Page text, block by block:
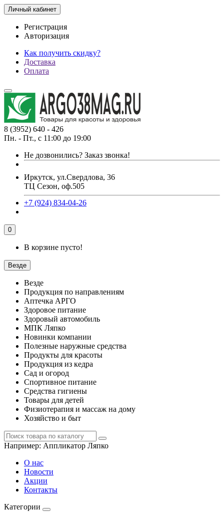
Личный кабинет
Регистрация
Авторизация
Как получить скидку?
Доставка
Оплата
8 (3952) 640 - 426
Пн. - Пт., с 11:00 до 19:00
Не дозвонились? Заказ звонка!
Иркутск, ул.Свердлова, 36
ТЦ Сезон, оф.505
+7 (924) 834-04-26
0
В корзине пусто!
Везде
Везде
Продукция по направлениям
Аптечка АРГО
Здоровое питание
Здоровый автомобиль
МПК Ляпко
Новинки компании
Полезные наружные средства
Продукты для красоты
Продукция из кедра
Сад и огород
Спортивное питание
Средства гигиены
Товары для детей
Физиотерапия и массаж на дому
Хозяйство и быт
Например: Аппликатор Ляпко
О нас
Новости
Акции
Контакты
Категории